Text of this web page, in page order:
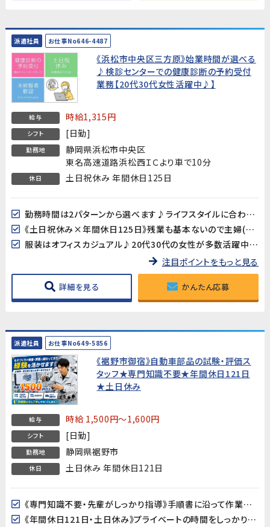
派遣社員 お仕事No646-4487
《浜松市中央区三方原》始業時間が選べる
♪検診センターでの健康診断の予約受付
業務【20代30代女性活躍中♪】
給与 時給1,315円
シフト [日勤]
勤務地
静岡県浜松市中央区
東名高速道路浜松西ＩＣより車で10分
休日 土日祝休み 年間休日125日
勤務時間は2パターンから選べます♪ライフスタイルに合わせてご相談ください！
《土日祝休み×年間休日125日》残業も基本ないので主婦(夫)の方も働きやすい♪
服装はオフィスカジュアル♪20代30代の女性が多数活躍中です!
注目ポイントをもっと見る
詳細を見る かんたん応募
派遣社員 お仕事No649-5856
《裾野市御宿》自動車部品の試験・評価ス
タッフ★専門知識不要★年間休日121日
★土日休み
給与 時給 1,500円～1,600円
シフト [日勤]
勤務地 静岡県裾野市
休日 土日休み 年間休日121日
《専門知識不要・先輩がしっかり指導》手順書に沿って作業を進めるため、自動車業界が未経験の方も安心してスタートできます。
《年間休日121日・土日休み》プライベートの時間をしっかり確保できる環境です。